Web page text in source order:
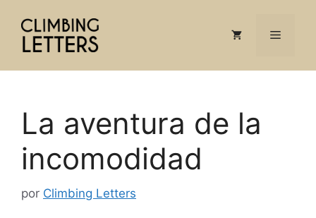
La aventura de la
incomodidad
por Climbing Letters